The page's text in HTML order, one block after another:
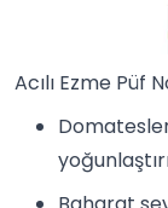
Acılı Ezme Püf